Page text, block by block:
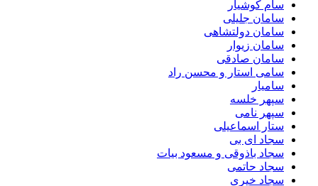
سام کوشیار
سامان جلیلی
سامان دولتشاهی
سامان زیوار
سامان صادقی
سامی استار و محسن راد
سامیار
سپهر خلسه
سپهر نامی
ستار اسماعیلی
سجاد ای بی
سجاد باذوقی و مسعود بیات
سجاد حاتمی
سجاد خیری